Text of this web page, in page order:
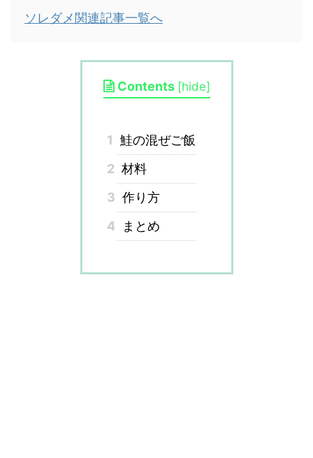
ソレダメ関連記事一覧へ
Contents [hide]
1 鮭の混ぜご飯
2 材料
3 作り方
4
まとめ